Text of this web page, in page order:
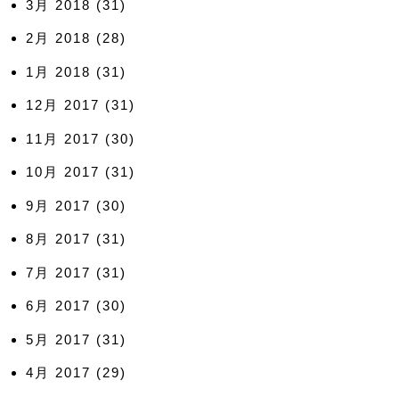
3月 2018 (31)
2月 2018 (28)
1月 2018 (31)
12月 2017 (31)
11月 2017 (30)
10月 2017 (31)
9月 2017 (30)
8月 2017 (31)
7月 2017 (31)
6月 2017 (30)
5月 2017 (31)
4月 2017 (29)